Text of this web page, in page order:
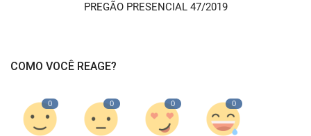
PREGÃO PRESENCIAL 47/2019
COMO VOCÊ REAGE?
0 0 0 0